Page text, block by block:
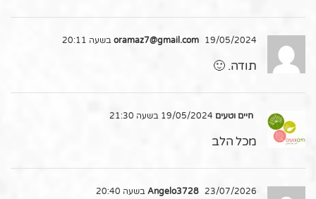
oramaz7@gmail.com 19/05/2024 בשעה 20:11
תודה. 🙂
חיים וטעים
מכל הלב
Angelo3728 23/07/2026 בשעה 20:40